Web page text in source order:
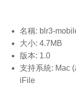
名稱: blr3-
大小: 4.7MB
版本: 1.0
支持系統: Mac
iFile